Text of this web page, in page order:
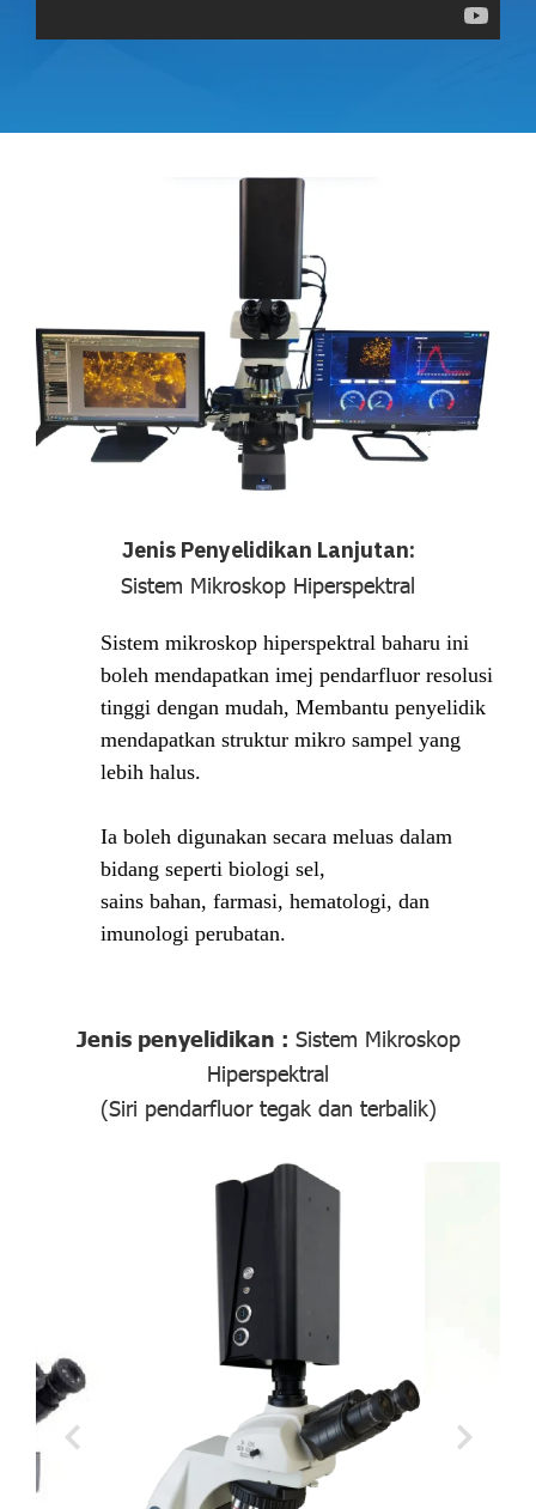
Jenis Penyelidikan Lanjutan:
Sistem Mikroskop Hiperspektral
Sistem mikroskop hiperspektral baharu ini
boleh mendapatkan imej pendarfluor resolusi
tinggi dengan mudah, Membantu penyelidik
mendapatkan struktur mikro sampel yang
lebih halus.
Ia boleh digunakan secara meluas dalam
bidang seperti biologi sel,
sains bahan, farmasi, hematologi, dan
imunologi perubatan.
Jenis penyelidikan : Sistem Mikroskop
Hiperspektral
(Siri pendarfluor tegak dan terbalik)